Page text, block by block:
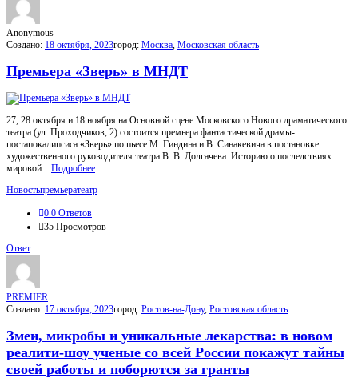
Anonymous
Создано: 18 октября, 2023город: Москва, Московская область
Премьера «Зверь» в МНДТ
27, 28 октября и 18 ноября на Основной сцене Московского Нового драматического
театра (ул. Проходчиков, 2) состоится премьера фантастической драмы-
постапокалипсиса «Зверь» по пьесе М. Гиндина и В. Синакевича в постановке
художественного руководителя театра В. В. Долгачева. Историю о последствиях
мировой ...Подробнее
Новостьпремьератеатр
0 0 Ответов
35 Просмотров
Ответ
PREMIER
Создано: 17 октября, 2023город: Ростов-на-Дону, Ростовская область
Змеи, микробы и уникальные лекарства: в новом
реалити-шоу ученые со всей России покажут тайны
своей работы и поборются за гранты